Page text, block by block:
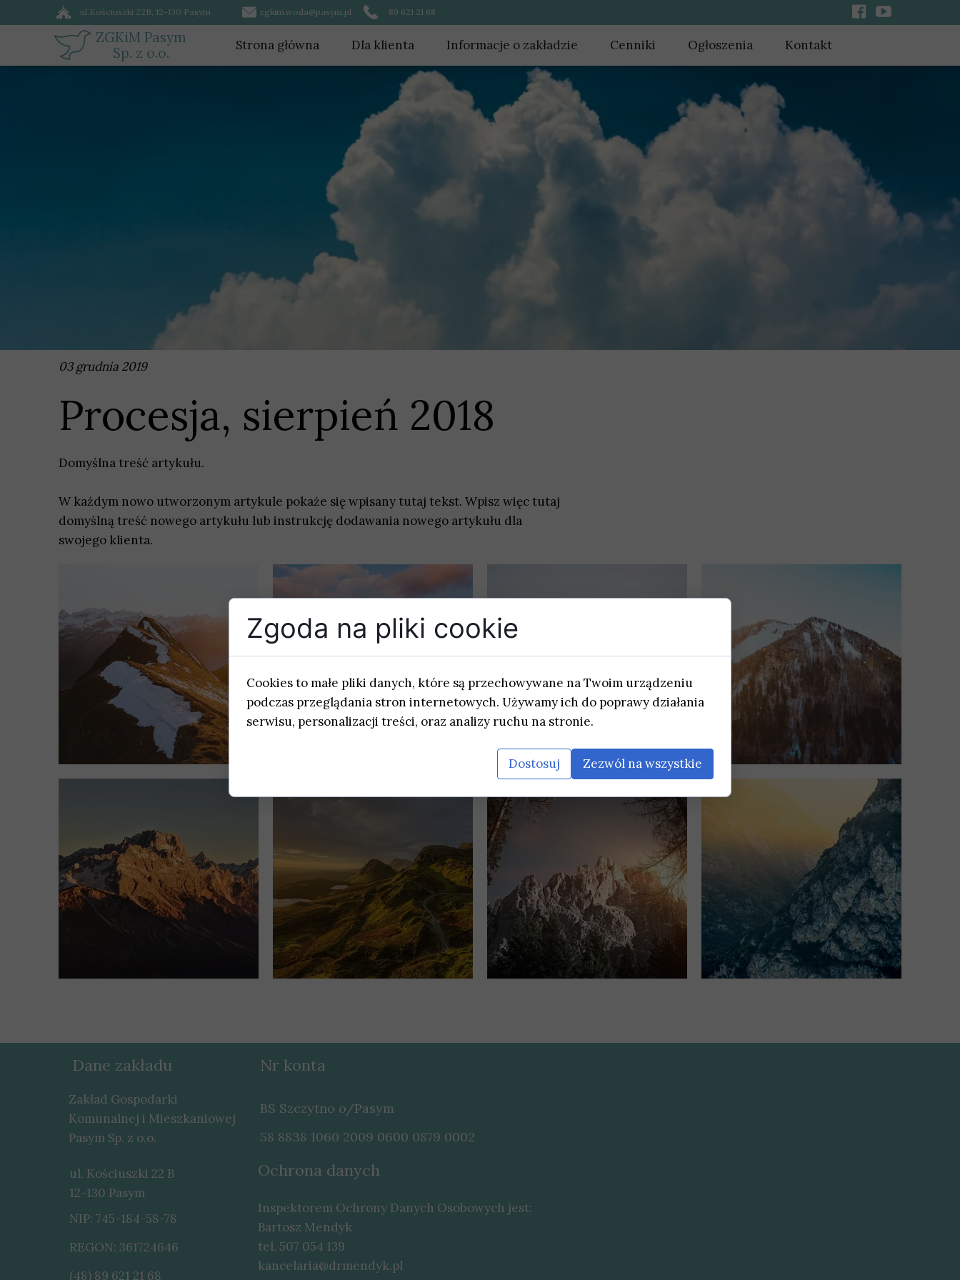
zgkim.woda@pasym.pl
ul.Kościuszki 22B, 12-130 Pasym 89 621 21 68
ZGKiM Pasym
Sp. z o.o.
Strona główna Dla klienta
Ścieki
Cmentarz komunalny
Informacje o zakładzie Cenniki Ogłoszenia
Ogłoszenia archiwalne
Kontakt
03 grudnia 2019
Procesja, sierpień 2018
Domyślna treść artykułu.
W każdym nowo utworzonym artykule pokaże się wpisany tutaj tekst. Wpisz więc tutaj
domyślną treść nowego artykułu lub instrukcję dodawania nowego artykułu dla
swojego klienta.
Dane zakładu
Zakład Gospodarki
Komunalnej i Mieszkaniowej
Pasym Sp. z o.o.
(48) 89 621 21 68
Nr konta
BS Szczytno o/Pasym
58 8838 1060 2009 0600 0879 0002
ul. Kościuszki 22 B
12-130 Pasym
(48) 89 621 21 68
NIP: 745-184-58-78
REGON: 361724646
Ochrona danych
Inspektorem Ochrony Danych Osobowych jest:
Bartosz Mendyk
tel. 507 054 139
kancelaria@drmendyk.pl
Zgoda na pliki cookie
Cookies to małe pliki danych, które są przechowywane na Twoim urządzeniu
podczas przeglądania stron internetowych. Używamy ich do poprawy działania
serwisu, personalizacji treści, oraz analizy ruchu na stronie.
Dostosuj Zezwól na wszystkie